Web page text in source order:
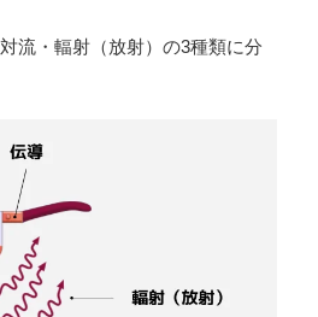
流・輻射（放射）の3種類に分